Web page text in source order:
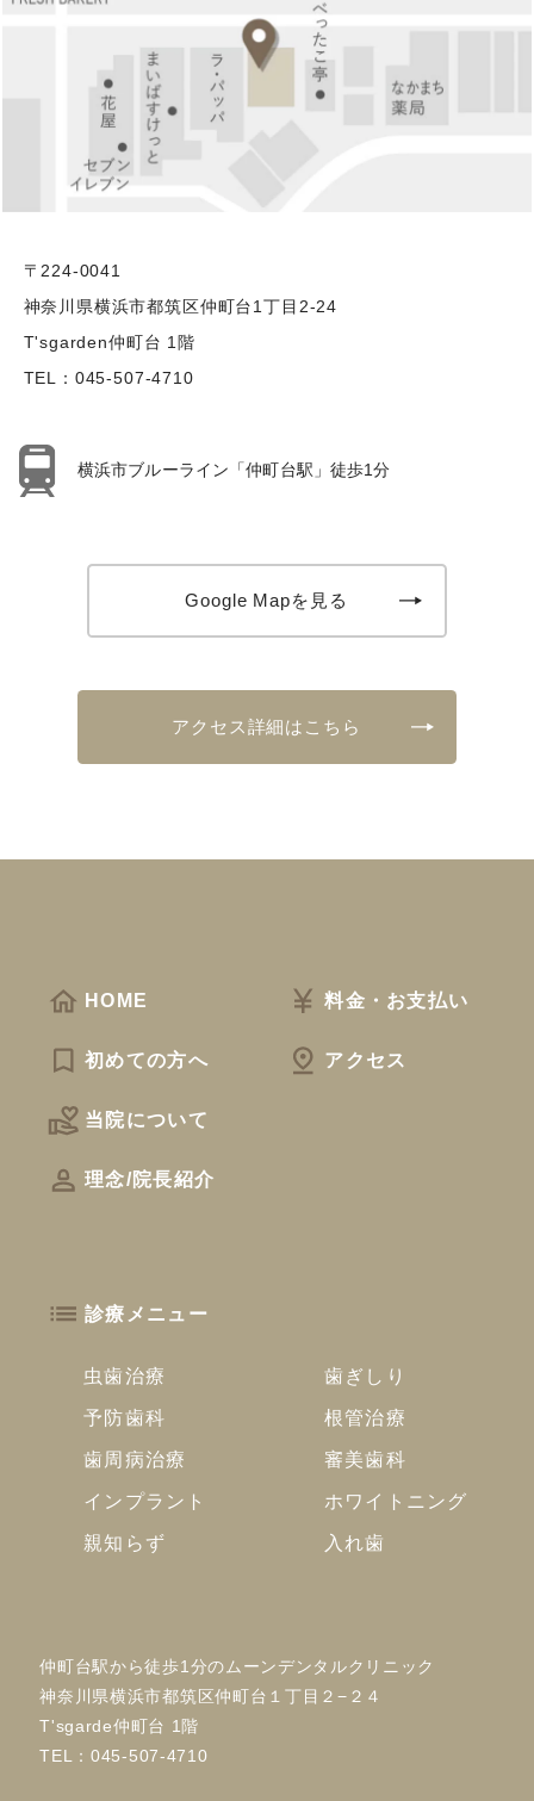
〒224-0041
神奈川県横浜市都筑区仲町台1丁目2-24
T'sgarden仲町台 1階
TEL： 045-507-4710
横浜市ブルーライン「仲町台駅」徒歩1分
Google Mapを見る
アクセス詳細はこちら
HOME
初めての方へ
当院について
理念/院長紹介
料金・お支払い
アクセス
診療メニュー
虫歯治療
歯ぎしり
予防歯科
根管治療
歯周病治療
審美歯科
インプラント
ホワイトニング
親知らず
入れ歯
仲町台駅から徒歩1分のムーンデンタルクリニック
神奈川県横浜市都筑区仲町台１丁目２−２４
T'sgarde仲町台 1階
TEL：045-507-4710